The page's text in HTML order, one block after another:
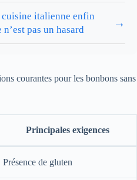
italienne enfin
pas un hasard
→
courantes pour les bonbons sans
Principales exigences
Présence de gluten